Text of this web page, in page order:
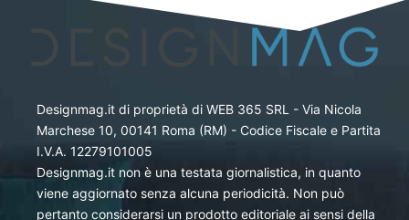
Designmag.it di proprietà di WEB 365 SRL - Via Nicola
Marchese 10, 00141 Roma (RM) - Codice Fiscale e Partita
I.V.A. 12279101005
Designmag.it non è una testata giornalistica, in quanto
viene aggiornato senza alcuna periodicità. Non può
pertanto considerarsi un prodotto editoriale ai sensi della